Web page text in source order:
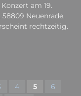
am 19.
Neuenrade,
rechtzeitig.
4 5
6